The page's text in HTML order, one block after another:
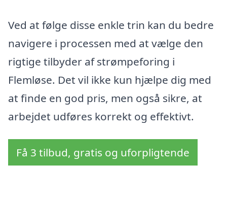
Ved at følge disse enkle trin kan du bedre
navigere i processen med at vælge den
rigtige tilbyder af strømpeforing i
Flemløse. Det vil ikke kun hjælpe dig med
at finde en god pris, men også sikre, at
arbejdet udføres korrekt og effektivt.
Få 3 tilbud, gratis og uforpligtende